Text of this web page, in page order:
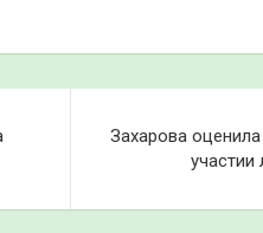
Захарова